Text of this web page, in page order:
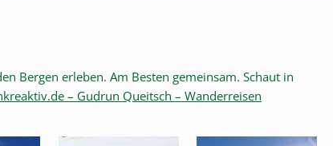
Bergen erleben. Am Besten gemeinsam. Schaut in
– Gudrun Queitsch – Wanderreisen